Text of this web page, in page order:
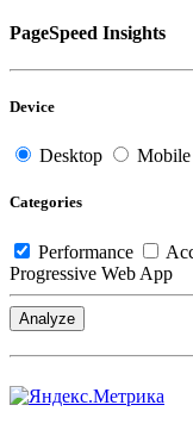
PageSpeed Insights
Device
Desktop Mobile
Categories
Performance
Progressive Web App
Analyze